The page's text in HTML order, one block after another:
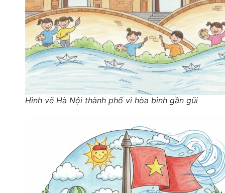
Hình vẽ Hà Nội thành phố vì hòa bình gần gũi